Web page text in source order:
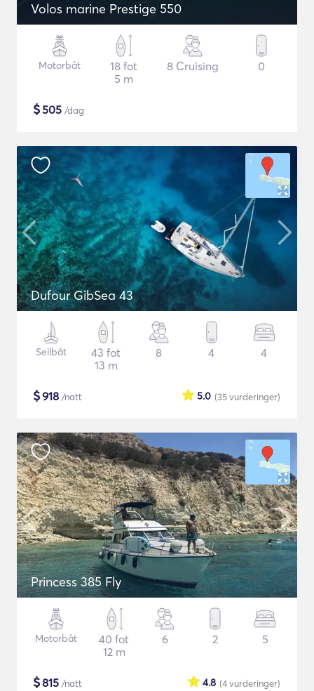
Volos marine Prestige 550
Motorbåt
18 fot
5 m
8 Cruising 0
$505 /dag
Dufour GibSea 43
Seilbåt
43 fot
13 m
8 4 4
$918 /natt (35vurderinger)
5.0
Princess 385 Fly
Motorbåt
40 fot
12 m
6 2 5
$815 /natt (4vurderinger)
4.8